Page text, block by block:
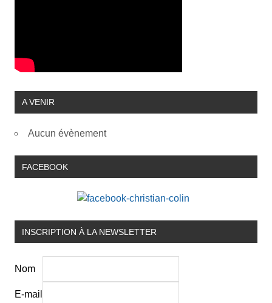
A VENIR
Aucun évènement
FACEBOOK
INSCRIPTION À LA NEWSLETTER
Nom
E-mail